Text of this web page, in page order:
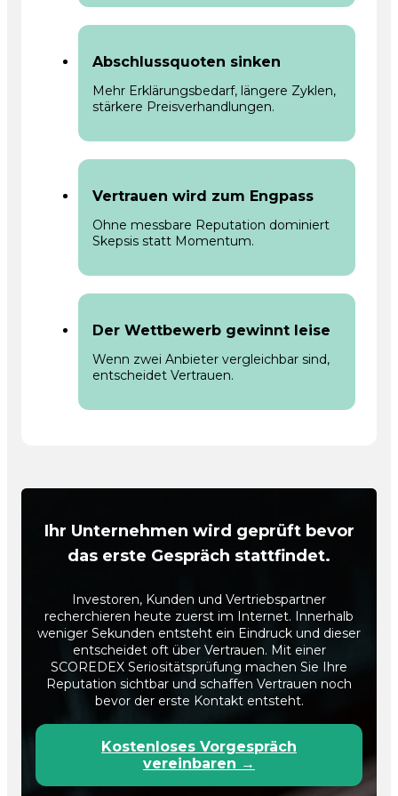
Abschlussquoten sinken
Mehr Erklärungsbedarf, längere Zyklen,
stärkere Preisverhandlungen.
Vertrauen wird zum Engpass
Ohne messbare Reputation dominiert
Skepsis statt Momentum.
Der Wettbewerb gewinnt leise
Wenn zwei Anbieter vergleichbar sind,
entscheidet Vertrauen.
Ihr Unternehmen wird geprüft bevor
das erste Gespräch stattfindet.
Investoren, Kunden und Vertriebspartner
recherchieren heute zuerst im Internet. Innerhalb
weniger Sekunden entsteht ein Eindruck und dieser
entscheidet oft über Vertrauen. Mit einer
SCOREDEX Seriositätsprüfung machen Sie Ihre
Reputation sichtbar und schaffen Vertrauen noch
bevor der erste Kontakt entsteht.
Kostenloses Vorgespräch
vereinbaren →